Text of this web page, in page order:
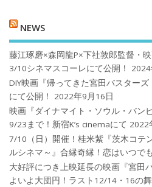
NEWS
藤江琢磨×森岡龍P×下社敦郎監督・映
3/10シネマスコーレにて公開！
DIY映画『帰ってきた宮田バスター
にて公開！
2022年9月16日
映画『ダイナマイト・ソウル・バン
9/23まで！新宿K’s cinemaにて 2022
7/10（日）開催！桂米紫『茨木コテ
ルシネマ～』合縁奇縁！恋はいつで
大好評につき上映延長の映画『宮田
よいよ大団円！ラスト12/14・16の